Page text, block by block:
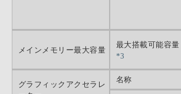
メインメモリー最大容量
最大搭載可能容量
*3
グラフィックアクセラレ
名称